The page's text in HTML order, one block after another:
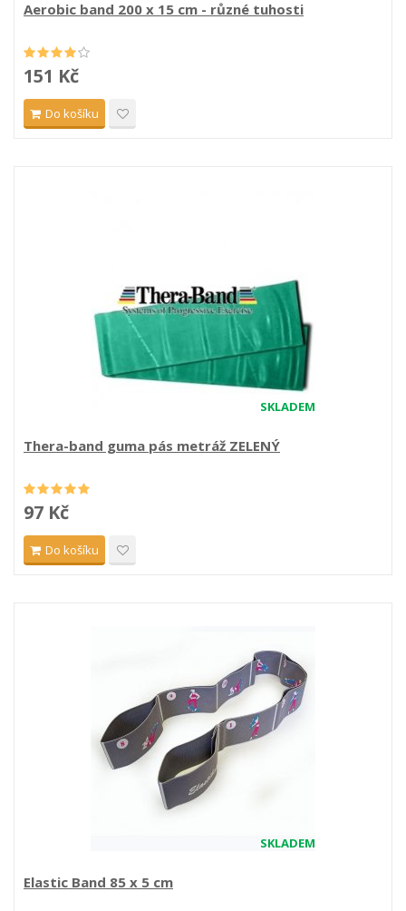
Aerobic band 200 x 15 cm - různé tuhosti
151 Kč
Do košíku
SKLADEM
Thera-band guma pás metráž ZELENÝ
97 Kč
Do košíku
SKLADEM
Elastic Band 85 x 5 cm